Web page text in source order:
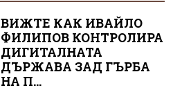
ВИЖТЕ КАК ИВАЙЛО
ФИЛИПОВ КОНТРОЛИРА
ДИГИТАЛНАТА
ДЪРЖАВА ЗАД ГЪРБА
НА П...